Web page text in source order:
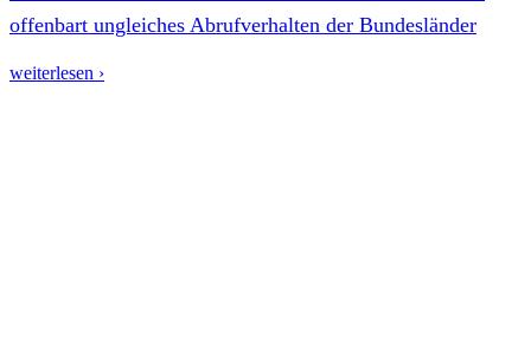
offenbart ungleiches Abrufverhalten der Bundesländer
weiterlesen ›